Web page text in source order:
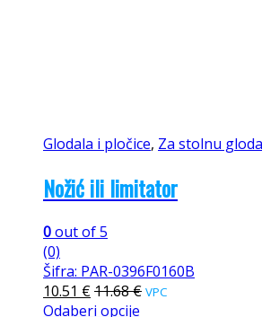
Glodala i pločice, Za stolnu
Nožić ili limitator
0out of 5
(0)
Šifra: PAR-0396F0160B
10.51 €11.68€ VPC
Odaberi opcije